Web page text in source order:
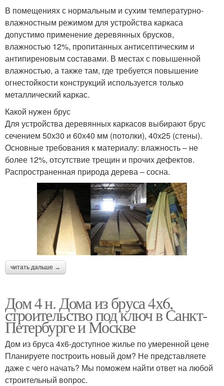
В помещениях с нормальным и сухим температурно-
влажностным режимом для устройства каркаса
допустимо применение деревянных брусков,
влажностью 12%, пропитанных антисептическим и
антипиреновым составами. В местах с повышенной
влажностью, а также там, где требуется повышение
огнестойкости конструкций используется только
металлический каркас.
Какой нужен брус
Для устройства деревянных каркасов выбирают брус
сечением 50х30 и 60х40 мм (потолки), 40х25 (стены).
Основные требования к материалу: влажность – не
более 12%, отсутствие трещин и прочих дефектов.
Распространенная природа дерева – сосна.
читать дальше →
Дом 4 н. Дома из бруса 4х6,
строительство под ключ в Санкт-
Петербурге и Москве
Дом из бруса 4х6-доступное жилье по умеренной цене
Планируете построить новый дом? Не представляете
даже с чего начать? Мы поможем найти ответ на любой
строительный вопрос.